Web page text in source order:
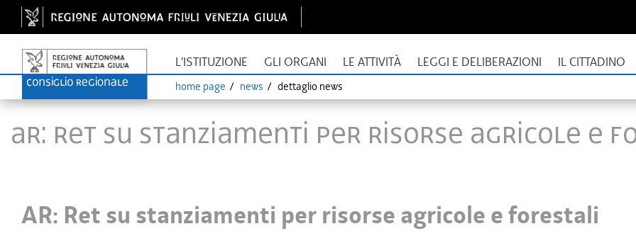
L'ISTITUZIONE GLI ORGANI LE ATTIVITÀ LEGGI E DELIBERAZIONI IL CITTADINO
home page news dettaglio news
AR: Ret su stanziamenti per risorse agricole e
AR: Ret su stanziamenti per risorse agricole e forestali